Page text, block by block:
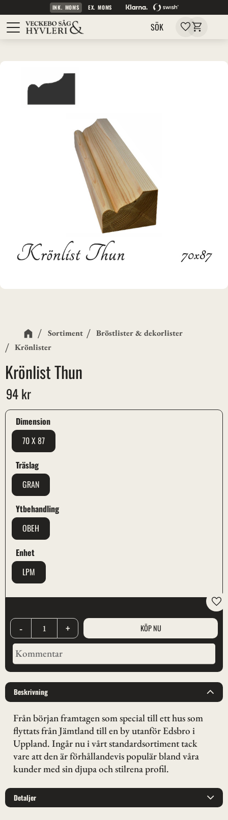
Meny
INK. MOMS EX. MOMS
SÖK Favoriter
Kundvagn
Sortiment
Bröstlister & dekorlister
Krönlister
Krönlist Thun
94kr
+
-
Dimension
70 X 87
Träslag
GRAN
Ytbehandling
OBEH
Enhet
LPM
Beskrivning
Från början framtagen som special till ett hus som
flyttats från Jämtland till en by utanför Edsbro i
Uppland. Ingår nu i vårt standardsortiment tack
vare att den är förhållandevis populär bland våra
kunder med sin djupa och stilrena profil.
Detaljer